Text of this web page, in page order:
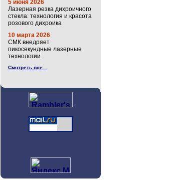
5 июня 2026
Лазерная резка дихроичного
стекла: технология и красота
розового дихроика
10 марта 2026
СМК внедряет
пикосекундные лазерные
технологии
Смотреть все...